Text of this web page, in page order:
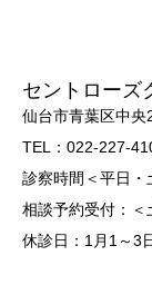
セントローズ
仙台市青葉区中
TEL：022-227-
診察時間＜平日
相談予約受付：
休診日：1月1～3